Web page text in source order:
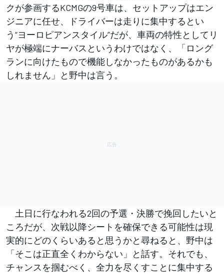
クが参画するKCMGの9号車は、セットアップはエン
ジニアに任せ、ドライバーは走りに集中するとい
う“ヨーロピアンスタイル”だが、車両の特性としてリ
ヤが極端にナーバスというわけではなく、「ロング
ランに向けたもので機能しなかったものがあるかも
しれません」と野中は言う。
土日に行なわれる2回の予選・決勝で挽回したいと
ころだが、次戦以降シートを確保できる可能性は現
実的にどのくらいあると思うかと尋ねると、野中は
「そこは正直全くわからない」と話す。それでも、
チャンスを掴むべく、全力を尽くすことに集中する